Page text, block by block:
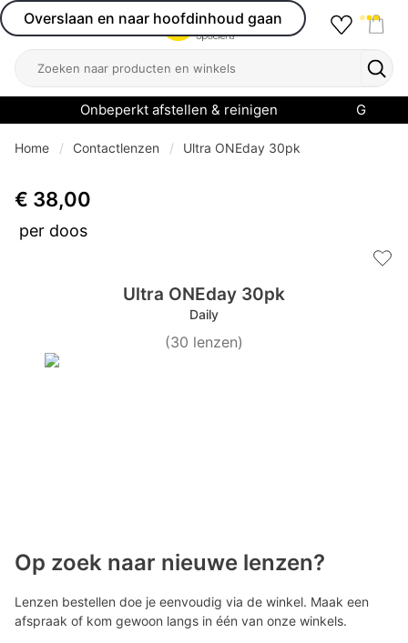
Overslaan en naar hoofdinhoud gaan
Open menu
Zoeken
Onbeperkt afstellen & reinigen
Home Contactlenzen Ultra ONEday 30pk
Ultra ONEday 30pk
Daily
€ 38,00
per doos
(30 lenzen)
Op zoek naar nieuwe lenzen?
Lenzen bestellen doe je eenvoudig via de winkel. Maak een
afspraak of kom gewoon langs in één van onze winkels.